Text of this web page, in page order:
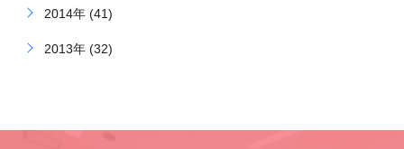
2014年 (41)
2013年 (32)